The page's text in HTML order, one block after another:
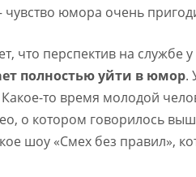
юмора очень
что перспектив на службе
полностью уйти в юмор.
то время молодой
о котором говорилось
шоу «Смех без правил»,